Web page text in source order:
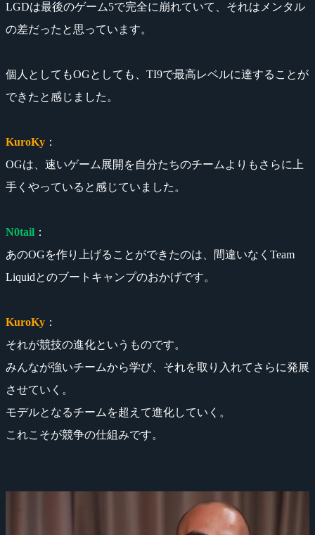
LGDは最後のゲーム5で完全に崩れていて、それはメンタル
の差だったと思っています。
個人としてもOGとしても、TI9で最高レベルに達することが
できたと感じました。
KuroKy ：
OGは、速いゲーム展開を自分たちのチームよりもさらに上
手くやっていると感じていました。
N0tail ：
あのOGを作り上げることができたのは、間違いなくTeam
Liquidとのブートキャンプのおかげです。
KuroKy ：
それが競技の進化というものです。
みんなが強いチームから学び、それを取り入れてさらに発展
させていく。
モデルとなるチームを超えて進化していく。
これこそが競争の仕組みです。